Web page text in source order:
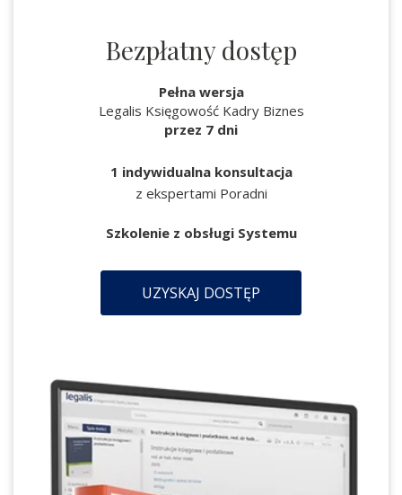
Bezpłatny dostęp
Pełna wersja
Legalis Księgowość Kadry Biznes
przez 7 dni
1 indywidualna konsultacja
z ekspertami Poradni
Szkolenie z obsługi Systemu
UZYSKAJ DOSTĘP